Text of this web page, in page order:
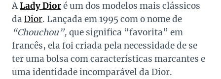
ALady Dioré um dos modelos mais clássicos
da Dior. Lançada em 1995 com o nome de
“Chouchou”, que significa “favorita” em
francês, ela foi criada pela necessidade de se
ter uma bolsa com características marcantes e
uma identidade incomparável da Dior.